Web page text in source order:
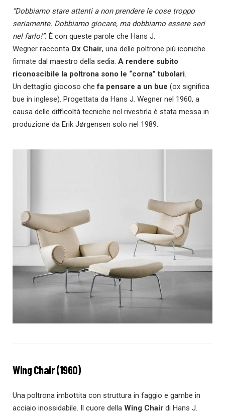
“Dobbiamo stare attenti a non prendere le cose troppo
seriamente. Dobbiamo giocare, ma dobbiamo essere seri
nel farlo!”. È con queste parole che Hans J.
Wegner racconta Ox Chair, una delle poltrone più iconiche
firmate dal maestro della sedia. A rendere subito
riconoscibile la poltrona sono le “corna” tubolari.
Un dettaglio giocoso chefa pensare a un bue (ox significa
bue in inglese). Progettata da Hans J. Wegner nel 1960, a
causa delle difficoltà tecniche nel rivestirla è stata messa in
produzione da Erik Jørgensen solo nel 1989.
Wing Chair (1960)
Una poltrona imbottita con struttura in faggio e gambe in
acciaio inossidabile. Il cuore della Wing Chair di Hans J.